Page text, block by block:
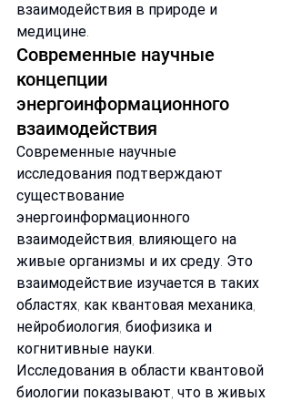
взаимодействия в природе и
медицине.
Современные научные
концепции
энергоинформационного
взаимодействия
Современные научные
исследования подтверждают
существование
энергоинформационного
взаимодействия, влияющего на
живые организмы и их среду. Это
взаимодействие изучается в таких
областях, как квантовая механика,
нейробиология, биофизика и
когнитивные науки.
Исследования в области квантовой
биологии показывают, что в живых